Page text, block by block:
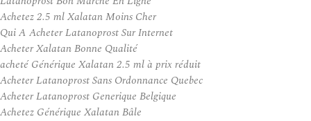
Achetez 2.5 ml Xalatan Moins Cher
Qui A Acheter Latanoprost Sur Internet
Acheter Xalatan Bonne Qualité
acheté Générique Xalatan 2.5 ml à prix réduit
Acheter Latanoprost Sans Ordonnance Quebec
Acheter Latanoprost Generique Belgique
Achetez Générique Xalatan Bâle